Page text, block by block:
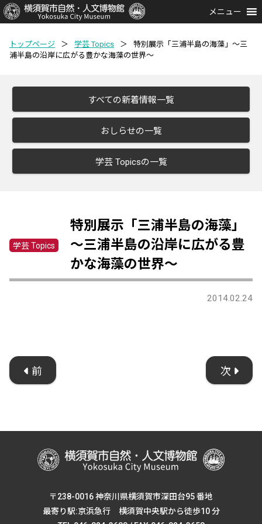
メニュー
トップページ ＞ 学芸 Topics ＞
特別展示「三浦半島の海藻」～三
浦半島の沿岸に広がる豊かな海藻の世界～
すべての新着情報一覧
おしらせの一覧
学芸 Topicsの一覧
学芸 Topics
特別展示「三浦半島の海藻」
～三浦半島の沿岸に広がる豊
かな海藻の世界～
2014.02.24
前 次
〒238-0016 神奈川県横須賀市深田台95 番地
最寄り駅:京浜急行 横須賀中央駅から徒歩10 分